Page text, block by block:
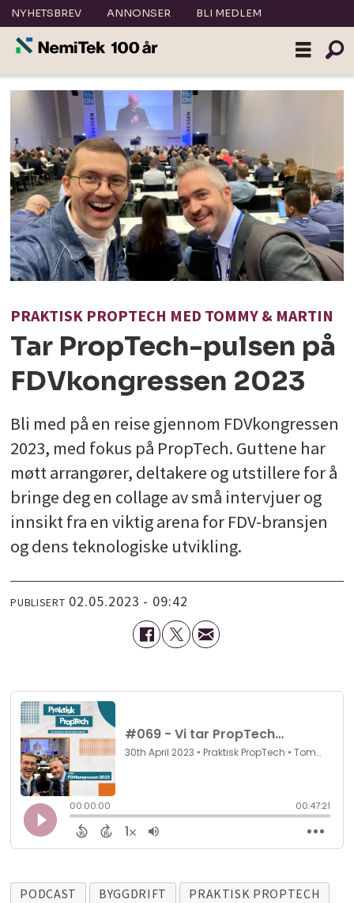
NYHETSBREV ANNONSER BLI MEDLEM
PRAKTISK PROPTECH MED TOMMY & MARTIN
Tar PropTech-pulsen på
FDVkongressen 2023
Bli med på en reise gjennom FDVkongressen
2023, med fokus på PropTech. Guttene har
møtt arrangører, deltakere og utstillere for å
bringe deg en collage av små intervjuer og
innsikt fra en viktig arena for FDV-bransjen
og dens teknologiske utvikling.
PUBLISERT 02.05.2023 - 09:42
PODCAST BYGGDRIFT
PRAKTISK PROPTECH